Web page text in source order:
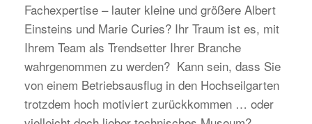
Fachexpertise – lauter kleine und größere Albert
Einsteins und Marie Curies? Ihr Traum ist es, mit
Ihrem Team als Trendsetter Ihrer Branche
wahrgenommen zu werden? Kann sein, dass Sie
von einem Betriebsausflug in den Hochseilgarten
trotzdem hoch motiviert zurückkommen … oder